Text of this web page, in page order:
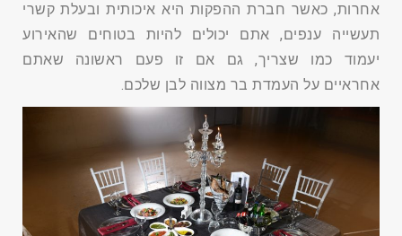
אחרות, כאשר חברת ההפקות היא איכותית ובעלת קשרי
תעשייה ענפים, אתם יכולים להיות בטוחים שהאירוע
יעמוד כמו שצריך, גם אם זו פעם ראשונה שאתם
אחראיים על העמדת בר מצווה לבן שלכם.